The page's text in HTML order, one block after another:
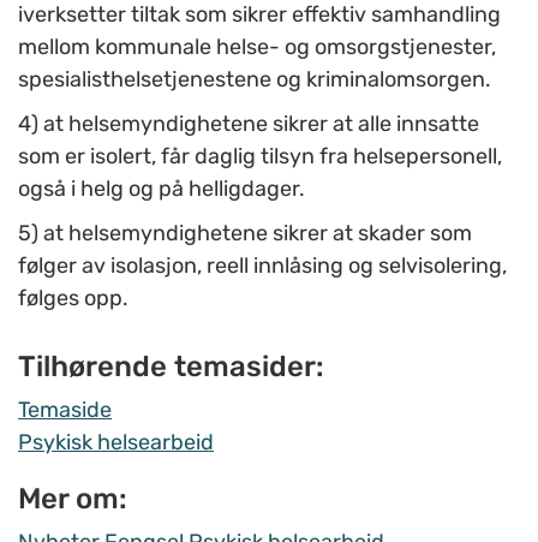
iverksetter tiltak som sikrer effektiv samhandling
mellom kommunale helse- og omsorgstjenester,
spesialisthelsetjenestene og kriminalomsorgen.
4) at helsemyndighetene sikrer at alle innsatte
som er isolert, får daglig tilsyn fra helsepersonell,
også i helg og på helligdager.
5) at helsemyndighetene sikrer at skader som
følger av isolasjon, reell innlåsing og selvisolering,
følges opp.
Tilhørende temasider:
Temaside
Psykisk helsearbeid
Mer om: